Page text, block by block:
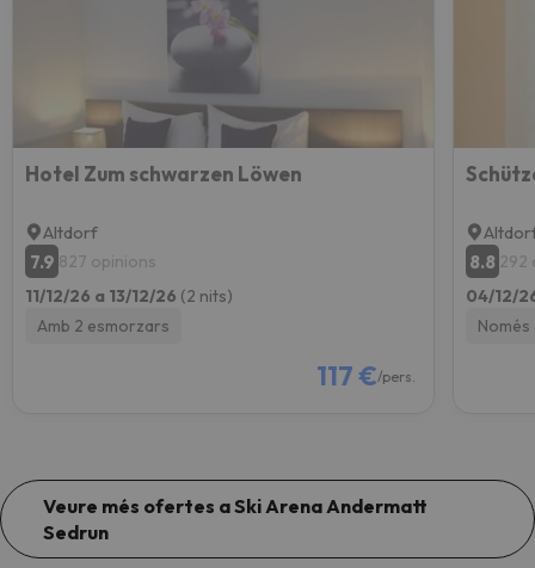
Hotel Zum schwarzen Löwen
Altdorf
7.9 827 opinions
11/12/26 a 13/12/26 (2 nits)
Amb 2 esmorzars
117 €/pers.
8.8 292
04/12/
Veure més ofertes a Ski Arena Andermatt
Sedrun